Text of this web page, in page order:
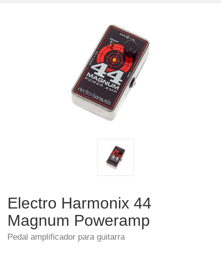
Electro Harmonix 44
Magnum Poweramp
Pedal amplificador para guitarra